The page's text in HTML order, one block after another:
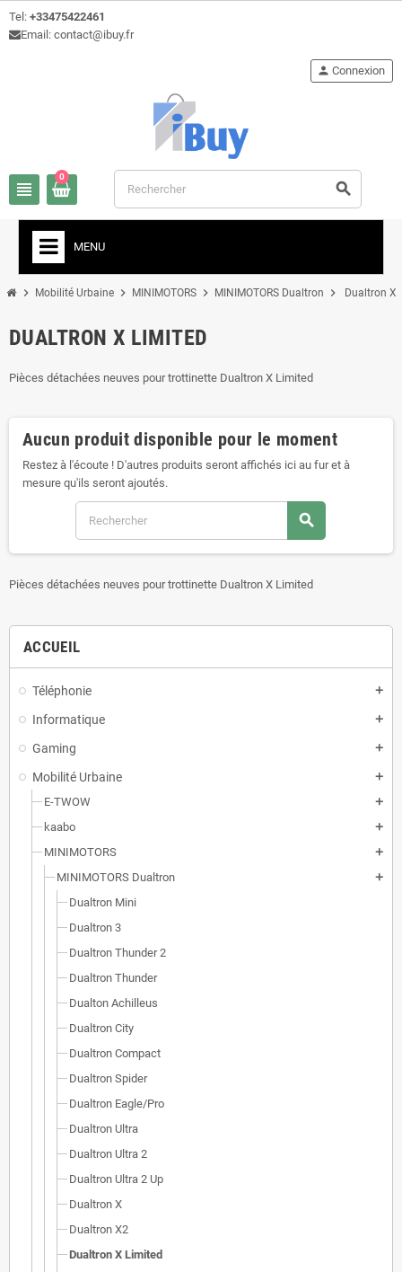
Tel: +33475422461
Email: contact@ibuy.fr
view_headline
person Connexion
0
search
MENU
chevron_right Mobilité Urbaine chevron_right MINIMOTORS chevron_right MINIMOTORS Dualtron chevron_right Dualtron X
ACCUEIL
Téléphonie add
Informatique add
Gaming add
Mobilité Urbaine add
E-TWOW add
kaabo add
MINIMOTORS add
MINIMOTORS Dualtron add
Dualtron Mini
Dualtron 3
Dualtron Thunder 2
Dualtron Thunder
Dualton Achilleus
Dualtron City
Dualtron Compact
Dualtron Spider
Dualtron Eagle/Pro
Dualtron Ultra
Dualtron Ultra 2
Dualtron Ultra 2 Up
Dualtron X
Dualtron X2
Dualtron X Limited
DUALTRON X LIMITED
Pièces détachées neuves pour trottinette Dualtron X Limited
Aucun produit disponible pour le moment
Restez à l'écoute ! D'autres produits seront affichés ici au fur et à
mesure qu'ils seront ajoutés.
search
Pièces détachées neuves pour trottinette Dualtron X Limited